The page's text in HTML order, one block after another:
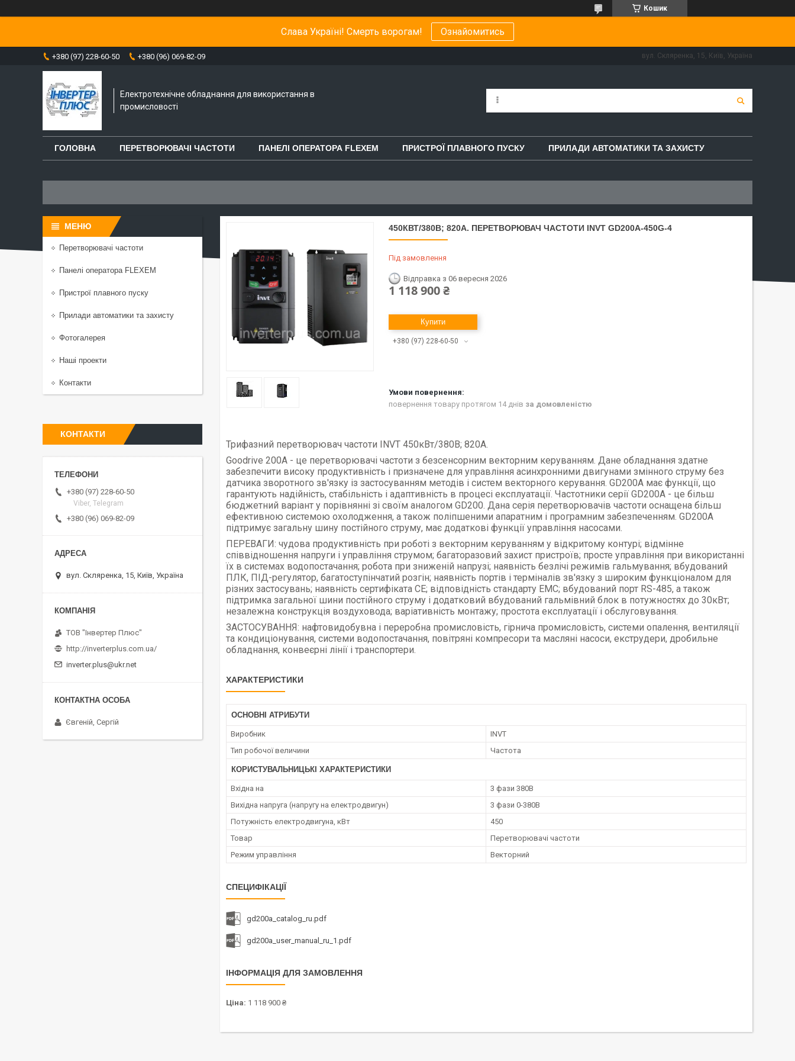
Кошик
Слава Україні! Смерть ворогам! Ознайомитись
+380 (97) 228-60-50 +380 (96) 069-82-09 вул. Скляренка, 15, Київ, Україна
Електротехнічне обладнання для використання в
промисловості
ГОЛОВНА ПЕРЕТВОРЮВАЧІ ЧАСТОТИ ПАНЕЛІ ОПЕРАТОРА FLEXEM ПРИСТРОЇ ПЛАВНОГО ПУСКУ ПРИЛАДИ АВТОМАТИКИ ТА ЗАХИСТУ
450КВТ/380В; 820А. ПЕРЕТВОРЮВАЧ ЧАСТОТИ INVT GD200A-450G-4
Під замовлення
Відправка з 06 вересня 2026
1 118 900 ₴
Купити
+380 (97) 228-60-50
повернення товару протягом 14 днів за домовленістю
Трифазний перетворювач частоти INVT 450кВт/380В; 820А.
Goodrive 200A - це перетворювачі частоти з безсенсорним векторним керуванням. Дане обладнання здатне
забезпечити високу продуктивність і призначене для управління асинхронними двигунами змінного струму без
датчика зворотного зв'язку із застосуванням методів і систем векторного керування. GD200A має функції, що
гарантують надійність, стабільність і адаптивність в процесі експлуатації. Частотники серії GD200A - це більш
бюджетний варіант у порівнянні зі своїм аналогом GD200. Дана серія перетворювачів частоти оснащена більш
ефективною системою охолодження, а також поліпшеними апаратним і програмним забезпеченням. GD200A
підтримує загальну шину постійного струму, має додаткові функції управління насосами.
ПЕРЕВАГИ: чудова продуктивність при роботі з векторним керуванням у відкритому контурі; відмінне
співвідношення напруги і управління струмом; багаторазовий захист пристроїв; просте управління при використанні
їх в системах водопостачання; робота при зниженій напрузі; наявність безлічі режимів гальмування; вбудований
ПЛК, ПІД-регулятор, багатоступінчатий розгін; наявність портів і терміналів зв'язку з широким функціоналом для
різних застосувань; наявність сертифіката CE; відповідність стандарту EMC; вбудований порт RS-485, а також
підтримка загальної шини постійного струму і додатковий вбудований гальмівний блок в потужностях до 30кВт;
незалежна конструкція воздуховода; варіативність монтажу; простота експлуатації і обслуговування.
ЗАСТОСУВАННЯ: нафтовидобувна і переробна промисловість, гірнича промисловість, системи опалення, вентиляції
та кондиціонування, системи водопостачання, повітряні компресори та масляні насоси, екструдери, дробильне
обладнання, конвеєрні лінії і транспортери.
ХАРАКТЕРИСТИКИ
ОСНОВНІ АТРИБУТИ
Виробник
INVT
Тип робочої величини
Частота
КОРИСТУВАЛЬНИЦЬКІ ХАРАКТЕРИСТИКИ
Вхідна на
3 фази 380В
Вихідна напруга (напругу на електродвигун)
3 фази 0-380В
Потужність електродвигуна, кВт
450
Товар
Перетворювачі частоти
Режим управління
Векторний
СПЕЦИФІКАЦІЇ
gd200a_catalog_ru.pdf
gd200a_user_manual_ru_1.pdf
ІНФОРМАЦІЯ ДЛЯ ЗАМОВЛЕННЯ
Ціна: 1 118 900 ₴
Перетворювачі частоти
Панелі оператора FLEXEM
Пристрої плавного пуску
Прилади автоматики та захисту
Фотогалерея
Наші проекти
Контакти
КОНТАКТИ
+380 (97) 228-60-50
Viber, Telegram
+380 (96) 069-82-09
вул. Скляренка, 15, Київ, Україна
ТОВ "Інвертер Плюс"
http://inverterplus.com.ua/
inverter.plus@ukr.net
Євгеній, Сергій